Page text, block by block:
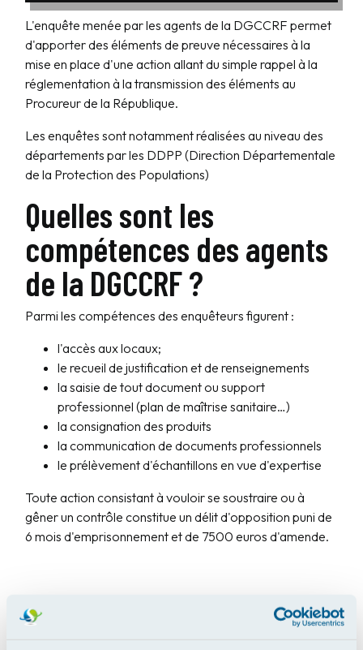
L'enquête menée par les agents de la DGCCRF permet
d'apporter des éléments de preuve nécessaires à la
mise en place d'une action allant du simple rappel à la
réglementation à la transmission des éléments au
Procureur de la République.
Les enquêtes sont notamment réalisées au niveau des
départements par les DDPP (Direction Départementale
de la Protection des Populations)
Quelles sont les
compétences des agents
de la DGCCRF ?
Parmi les compétences des enquêteurs figurent :
l'accès aux locaux;
le recueil de justification et de renseignements
la saisie de tout document ou support
professionnel (plan de maîtrise sanitaire…)
la consignation des produits
la communication de documents professionnels
le prélèvement d'échantillons en vue d'expertise
Toute action consistant à vouloir se soustraire ou à
gêner un contrôle constitue un délit d'opposition puni de
6 mois d'emprisonnement et de 7500 euros d'amende.
alimentaire dans les CHR